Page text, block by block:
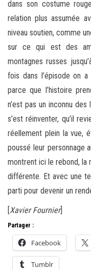
dans son costume
relation plus assumée
niveau soutien, comme
sur ce qui est des
montagnes russes
fois dans l’épisode on
parce que l’histoire
n’est pas un inconnu
s’est réinventer, qu’il
réellement plein la vue,
poussé leur personnage
montrent ici le rebond, la
différente. Et avec une
parti pour devenir un
[Xavier Fournier]
Partager :
Facebook
Tumblr